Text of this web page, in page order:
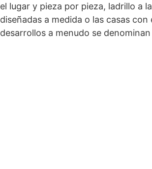
el lugar y pieza por pieza, ladrillo a
diseñadas a medida o las casas
desarrollos a menudo se